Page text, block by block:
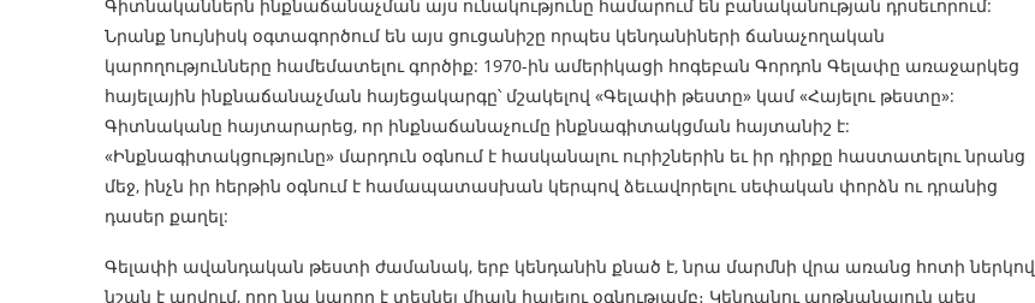
Գիտնականներն ինքնաճանաչման այս ունակությունը համարում են բանականության դրսեւորում:
Նրանք նույնիսկ օգտագործում են այս ցուցանիշը որպես կենդանիների ճանաչողական
կարողությունները համեմատելու գործիք: 1970-ին ամերիկացի հոգեբան Գորդոն Գելափը առաջարկեց
հայելային ինքնաճանաչման հայեցակարգը՝ մշակելով «Գելափի թեստը» կամ «Հայելու թեստը»:
Գիտնականը հայտարարեց, որ ինքնաճանաչումը ինքնագիտակցման հայտանիշ է:
«Ինքնագիտակցությունը» մարդուն օգնում է հասկանալու ուրիշներին եւ իր դիրքը հաստատելու նրանց
մեջ, ինչն իր հերթին օգնում է համապատասխան կերպով ձեւավորելու սեփական փորձն ու դրանից
դասեր քաղել:
Գելափի ավանդական թեստի ժամանակ, երբ կենդանին քնած է, նրա մարմնի վրա առանց հոտի ներկով
նշան է արվում, որը նա կարող է տեսնել միայն հայելու օգնությամբ։ Կենդանու արթնանալուն պես